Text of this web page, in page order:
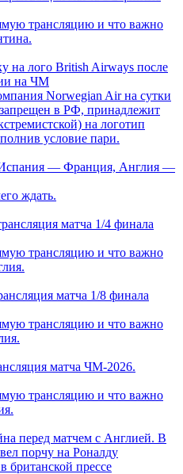
трансляцию и что важно
на лого British Airways после
на ЧМ
Norwegian Air на сутки
в РФ, принадлежит
на логотип
условие пари.
— Франция, Англия —
ждать.
матча 1/4 финала
трансляцию и что важно
матча 1/8 финала
трансляцию и что важно
матча ЧМ-2026.
трансляцию и что важно
перед матчем с Англией. В
порчу на Роналду
прессе